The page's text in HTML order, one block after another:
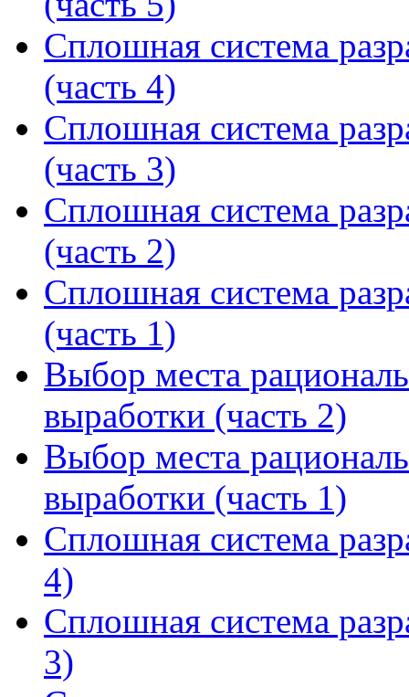
Сплошная система
(часть 4)
Сплошная система
(часть 3)
Сплошная система
(часть 2)
Сплошная система
(часть 1)
Выбор места
выработки (часть 2)
Выбор места
выработки (часть 1)
Сплошная система
4)
Сплошная система
3)